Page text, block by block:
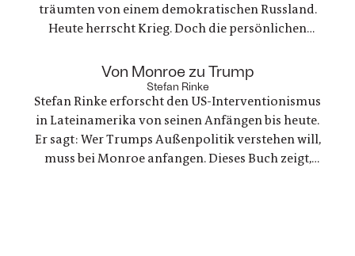
träumten von einem demokratischen Russland.
Heute herrscht Krieg. Doch die persönlichen
gerade als eine der Frauen stirbt. Ein Buch über
Trauer und Hoffnung in deutsch-ukranisch-
russischen Beziehungen
Von Monroe zu Trump
Stefan Rinke
Stefan Rinke erforscht den US-Interventionismus
in Lateinamerika von seinen Anfängen bis heute.
Er sagt: Wer Trumps Außenpolitik verstehen will,
muss bei Monroe anfangen. Dieses Buch zeigt,